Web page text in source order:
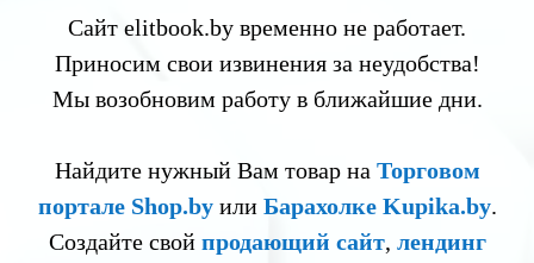
Сайт elitbook.by временно не работает.
Приносим свои извинения за неудобства!
Мы возобновим работу в ближайшие дни.
Найдите нужный Вам товар на Торговом
портале Shop.byили Барахолке Kupika.by.
Создайте свой продающий сайт, лендинг